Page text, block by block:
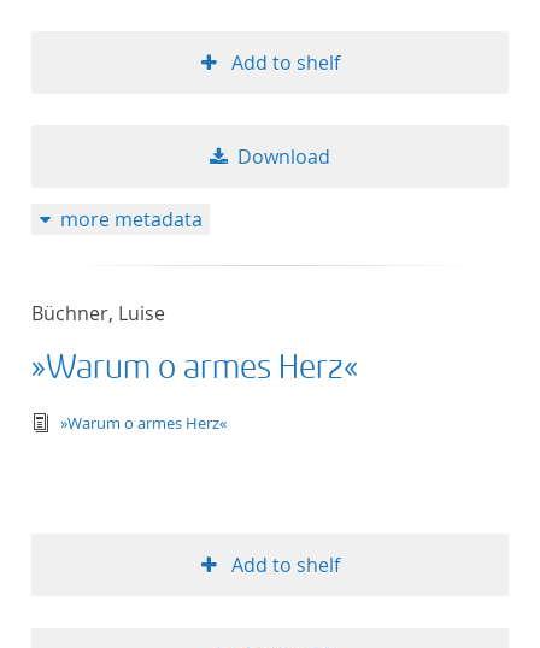
Add to shelf
Download
more metadata
Büchner, Luise
»Warum o armes Herz«
text/tg.edition+tg.aggregation+xml
»Warum o armes Herz«
Add to shelf